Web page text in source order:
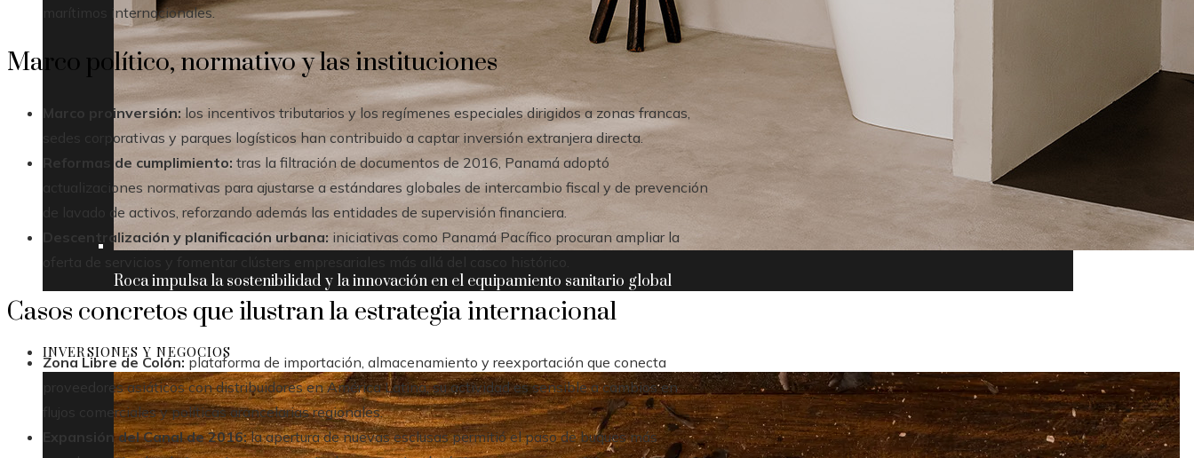
Roca impulsa la sostenibilidad y la innovación en el equipamiento sanitario global
INVERSIONES Y NEGOCIOS
marítimos internacionales.
Marco político, normativo y las instituciones
Marco proinversión:los incentivos tributarios y los regímenes especiales dirigidos a zonas francas,
sedes corporativas y parques logísticos han contribuido a captar inversión extranjera directa.
Reformas de cumplimiento: tras la filtración de documentos de 2016, Panamá adoptó
actualizaciones normativas para ajustarse a estándares globales de intercambio fiscal y de prevención
de lavado de activos, reforzando además las entidades de supervisión financiera.
Descentralización y planificación urbana: iniciativas como Panamá Pacífico procuran ampliar la
oferta de servicios y fomentar clústers empresariales más allá del casco histórico.
Casos concretos que ilustran la estrategia internacional
Zona Libre de Colón:plataforma de importación, almacenamiento y reexportación que conecta
proveedores asiáticos con distribuidores en América Latina; su actividad es sensible a cambios en
flujos comerciales y políticas arancelarias regionales.
Expansión del Canal de 2016:la apertura de nuevas esclusas permitió el paso de buques más